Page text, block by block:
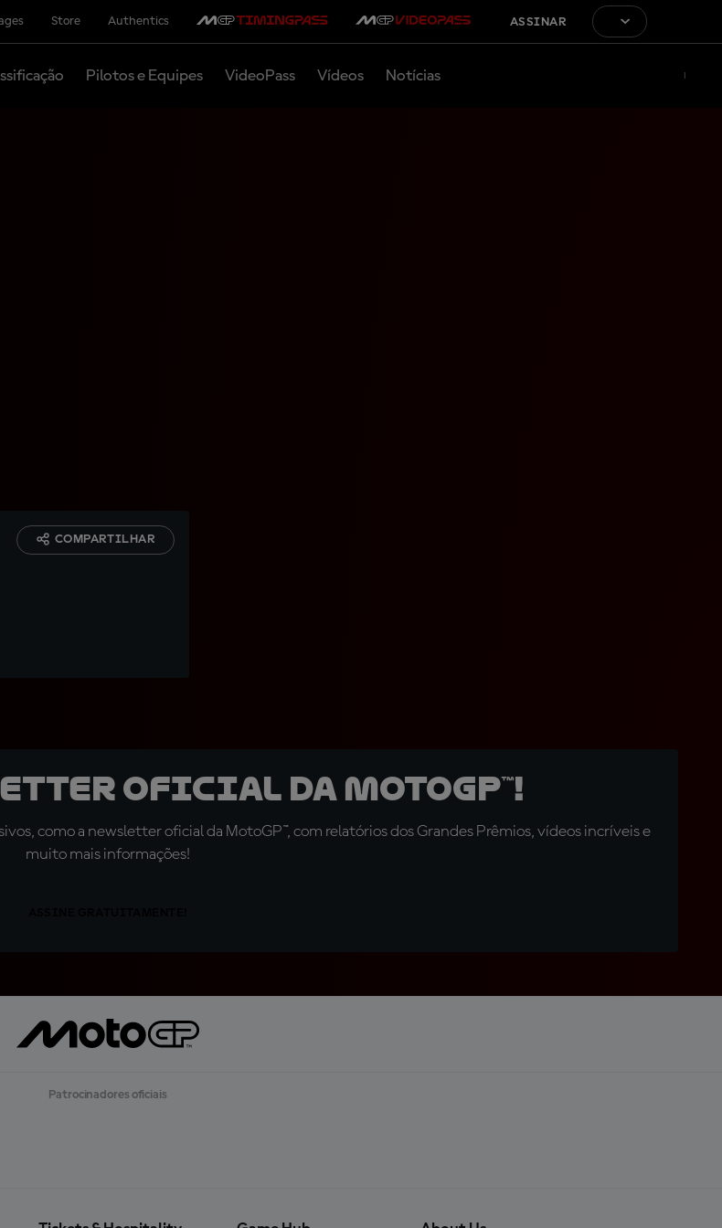
Store Authentics ASSINAR
Pilotos e Equipes VideoPass Vídeos Notícias
COMPARTILHAR
oficial da MotoGP™!
como a newsletter oficial da MotoGP™, com relatórios dos Grandes Prêmios, vídeos incríveis e
muito mais informações!
Patrocinadores oficiais